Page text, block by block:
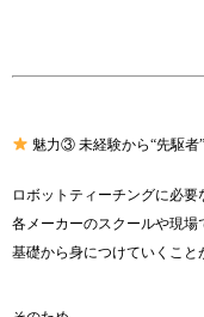
魅力③ 未経験から“先駆者
ロボットティーチングに必要
各メーカーのスクールや現場
基礎から身につけていくこと